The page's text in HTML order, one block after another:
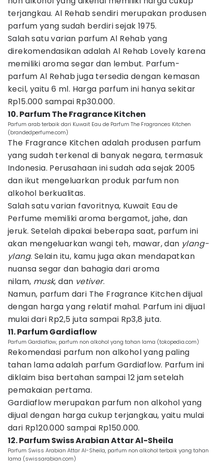
terjangkau. Al Rehab sendiri merupakan produsen
parfum yang sudah berdiri sejak 1975.
Salah satu varian parfum Al Rehab yang
direkomendasikan adalah Al Rehab Lovely karena
memiliki aroma segar dan lembut. Parfum-
parfum Al Rehab juga tersedia dengan kemasan
kecil, yaitu 6 ml. Harga parfum ini hanya sekitar
Rp15.000 sampai Rp30.000.
10. Parfum The Fragrance Kitchen
Parfum arab terbaik dari Kuwait Eau de Parfum The Fragrances Kitchen
(brandedperfume.com)
The Fragrance Kitchen adalah produsen parfum
yang sudah terkenal di banyak negara, termasuk
Indonesia. Perusahaan ini sudah ada sejak 2005
dan ikut mengeluarkan produk parfum non
alkohol berkualitas.
Salah satu varian favoritnya, Kuwait Eau de
Perfume memiliki aroma bergamot, jahe, dan
jeruk. Setelah dipakai beberapa saat, parfum ini
akan mengeluarkan wangi teh, mawar, dan ylang-
ylang. Selain itu, kamu juga akan mendapatkan
nuansa segar dan bahagia dari aroma
nilam, musk, dan vetiver.
Namun, parfum dari The Fragrance Kitchen dijual
dengan harga yang relatif mahal. Parfum ini dijual
mulai dari Rp2,5 juta sampai Rp3,8 juta.
11. Parfum Gardiaflow
Parfum Gardiaflow, parfum non alkohol yang tahan lama (tokopedia.com)
Rekomendasi parfum non alkohol yang paling
tahan lama adalah parfum Gardiaflow. Parfum ini
diklaim bisa bertahan sampai 12 jam setelah
pemakaian pertama.
Gardiaflow merupakan parfum non alkohol yang
dijual dengan harga cukup terjangkau, yaitu mulai
dari Rp120.000 sampai Rp150.000.
12. Parfum Swiss Arabian Attar Al-Sheila
Parfum Swiss Arabian Attar Al-Sheila, parfum non alkohol terbaik yang tahan
lama (swissarabian.com)